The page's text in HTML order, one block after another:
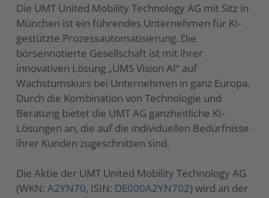
Die UMT United Mobility Technology AG mit Sitz in
München ist ein führendes Unternehmen für KI-
gestützte Prozessautomatisierung. Die
börsennotierte Gesellschaft ist mit ihrer
innovativen Lösung „UMS Vision AI“ auf
Wachstumskurs bei Unternehmen in ganz Europa.
Durch die Kombination von Technologie und
Beratung bietet die UMT AG ganzheitliche KI-
Lösungen an, die auf die individuellen Bedürfnisse
ihrer Kunden zugeschnitten sind.
Die Aktie der UMT United Mobility Technology AG
(WKN:A2YN70, ISIN: DE000A2YN702) wird an der